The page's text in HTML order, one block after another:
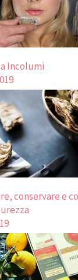
Incolumi
conservare e